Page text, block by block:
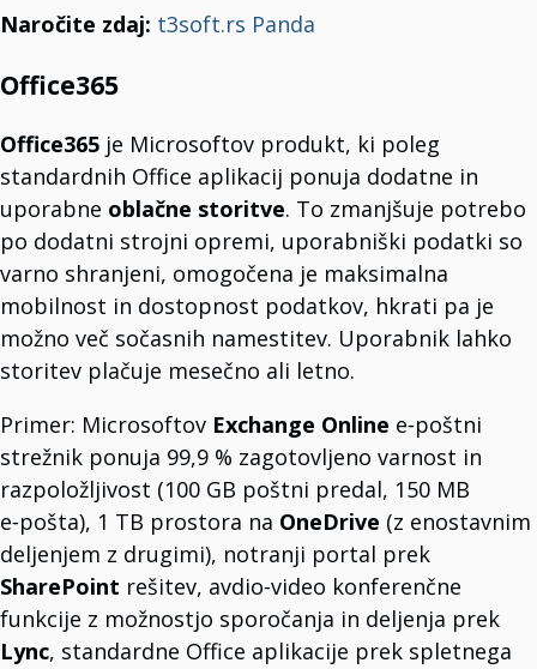
Veeam
Industrijski tiskalniki za etikete.
Fortinet
Celovite integrirane rešitve.
Logitech
Proizvajalec naprav.
Naročite zdaj: t3soft.rs Panda
Office365
Office365 je Microsoftov produkt, ki poleg
standardnih Office aplikacij ponuja dodatne in
uporabne oblačne storitve. To zmanjšuje potrebo
po dodatni strojni opremi, uporabniški podatki so
varno shranjeni, omogočena je maksimalna
mobilnost in dostopnost podatkov, hkrati pa je
možno več sočasnih namestitev. Uporabnik lahko
storitev plačuje mesečno ali letno.
Primer: Microsoftov Exchange Online e‑poštni
strežnik ponuja 99,9 % zagotovljeno varnost in
razpoložljivost (100 GB poštni predal, 150 MB
e‑pošta), 1 TB prostora na OneDrive (z enostavnim
deljenjem z drugimi), notranji portal prek
SharePoint rešitev, avdio‑video konferenčne
funkcije z možnostjo sporočanja in deljenja prek
Lync, standardne Office aplikacije prek spletnega